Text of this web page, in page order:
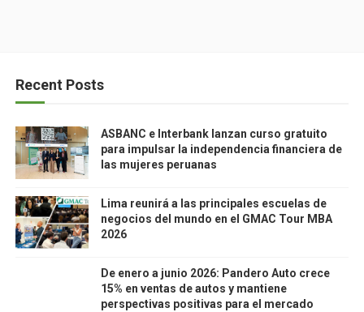
Recent Posts
ASBANC e Interbank lanzan curso gratuito
para impulsar la independencia financiera de
las mujeres peruanas
Lima reunirá a las principales escuelas de
negocios del mundo en el GMAC Tour MBA
2026
De enero a junio 2026: Pandero Auto crece
15% en ventas de autos y mantiene
perspectivas positivas para el mercado